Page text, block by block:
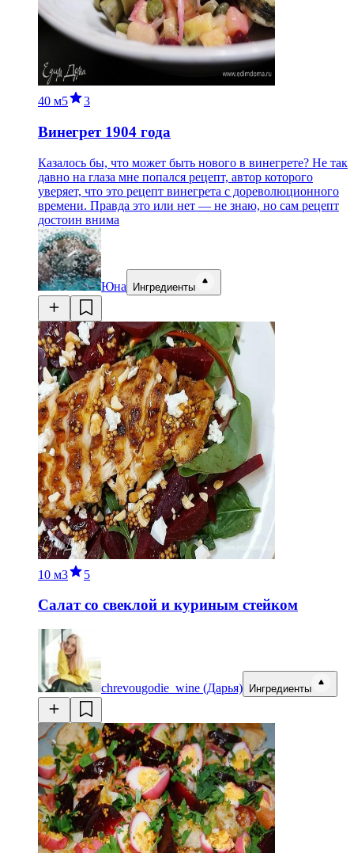
40 м5 3
Винегрет 1904 года
Казалось бы, что может быть нового в винегрете? Не так
давно на глаза мне попался рецепт, автор которого
уверяет, что это рецепт винегрета с дореволюционного
времени. Правда это или нет — не знаю, но сам рецепт
достоин внима
Юна Ингредиенты
10 м3 5
Салат со свеклой и куриным стейком
chrevougodie_wine (Дарья) Ингредиенты